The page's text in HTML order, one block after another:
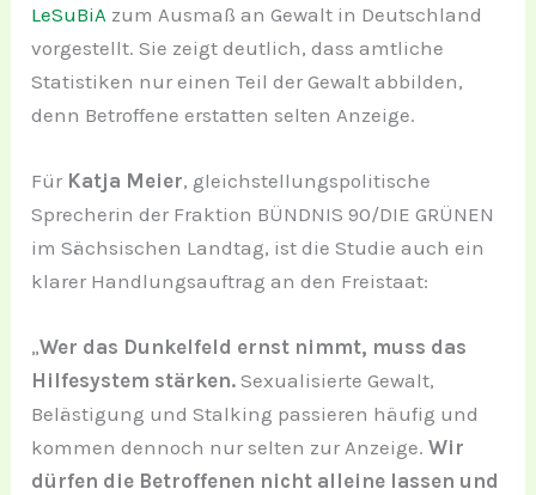
LeSuBiA zum Ausmaß an Gewalt in Deutschland
vorgestellt. Sie zeigt deutlich, dass amtliche
Statistiken nur einen Teil der Gewalt abbilden,
denn Betroffene erstatten selten Anzeige.
Für Katja Meier, gleichstellungspolitische
Sprecherin der Fraktion BÜNDNIS 90/DIE GRÜNEN
im Sächsischen Landtag, ist die Studie auch ein
klarer Handlungsauftrag an den Freistaat:
„Wer das Dunkelfeld ernst nimmt, muss das
Hilfesystem stärken. Sexualisierte Gewalt,
Belästigung und Stalking passieren häufig und
kommen dennoch nur selten zur Anzeige.Wir
dürfen die Betroffenen nicht alleine lassen und